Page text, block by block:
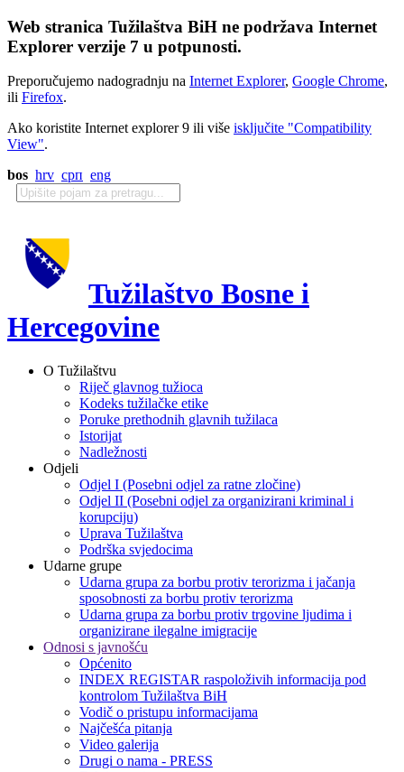
Web stranica Tužilaštva BiH ne podržava Internet
Explorer verzije 7 u potpunosti.
Preporučujemo nadogradnju na Internet Explorer, Google Chrome,
ili Firefox.
Ako koristite Internet explorer 9 ili više isključite "Compatibility
View".
bos hrv срп eng
Tužilaštvo Bosne i
Hercegovine
O Tužilaštvu
Riječ glavnog tužioca
Kodeks tužilačke etike
Poruke prethodnih glavnih tužilaca
Istorijat
Nadležnosti
Odjeli
Odjel I (Posebni odjel za ratne zločine)
Odjel II (Posebni odjel za organizirani kriminal i
korupciju)
Uprava Tužilaštva
Podrška svjedocima
Udarne grupe
Udarna grupa za borbu protiv terorizma i jačanja
sposobnosti za borbu protiv terorizma
Udarna grupa za borbu protiv trgovine ljudima i
organizirane ilegalne imigracije
Odnosi s javnošću
Općenito
INDEX REGISTAR raspoloživih informacija pod
kontrolom Tužilaštva BiH
Vodič o pristupu informacijama
Najčešća pitanja
Video galerija
Drugi o nama - PRESS